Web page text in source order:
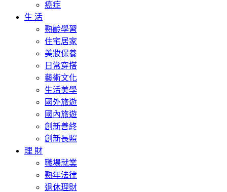
癌症
生 活
熟齡學習
住宅居家
美妝保養
日常穿搭
藝術文化
生活美學
國外旅遊
國內旅遊
創新善終
創新長照
理 財
職場就業
熟年法律
退休理財